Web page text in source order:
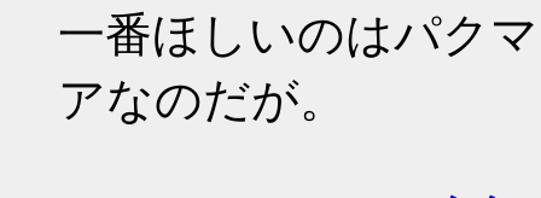
一番ほしいのはパク
アなのだが。